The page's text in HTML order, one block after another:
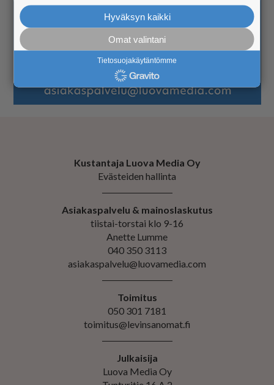
Kustantaja Luova Media Oy
Evästeiden hallinta
Asiakaspalvelu & mainoslaskutus
tiistai-torstai klo 9-16
Anette Lumme
040 350 3113
asiakaspalvelu@luovamedia.com
Toimitus
050 301 7181
toimitus@levinsanomat.fi
Julkaisija
Luova Media Oy
Hyväksyn kaikki
Omat valintani
Tietosuojakäytäntömme